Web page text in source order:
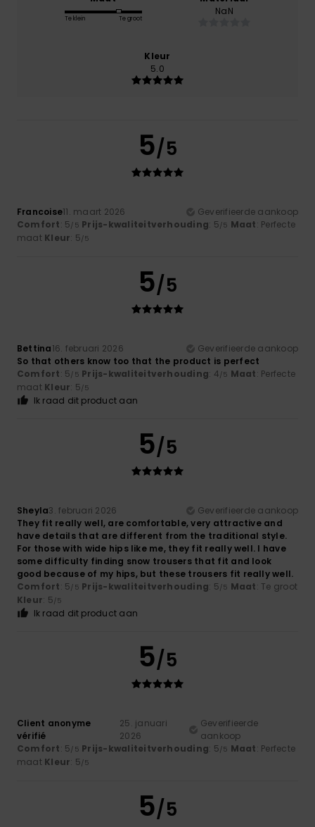
Te klein Te groot
NaN
Kleur
5.0
5/5
Francoise11. maart 2026
Geverifieerde aankoop
Comfort: 5/5 Prijs-kwaliteitverhouding: 5/5 Maat: Perfecte
maat Kleur: 5/5
5/5
Bettina16. februari 2026
Geverifieerde aankoop
So that others know too that the product is perfect
Comfort: 5/5 Prijs-kwaliteitverhouding: 4/5 Maat: Perfecte
maat Kleur: 5/5
Ik raad dit product aan
5/5
Sheyla3. februari 2026
Geverifieerde aankoop
They fit really well, are comfortable, very attractive and
have details that are different from the traditional style.
For those with wide hips like me, they fit really well. I have
some difficulty finding snow trousers that fit and look
good because of my hips, but these trousers fit really well.
Comfort: 5/5 Prijs-kwaliteitverhouding: 5/5 Maat: Te groot
Kleur: 5/5
Ik raad dit product aan
5/5
Client anonyme
vérifié
25. januari
2026
Geverifieerde
aankoop
Comfort: 5/5 Prijs-kwaliteitverhouding: 5/5 Maat: Perfecte
maat Kleur: 5/5
5/5